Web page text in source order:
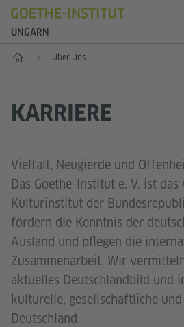
UNGARN
Start Über Uns
KARRIERE
Vielfalt, Neugierde und
Das Goethe-Institut e. V. ist
Kulturinstitut der
fördern die Kenntnis der
Ausland und pflegen die
Zusammenarbeit. Wir
aktuelles Deutschlandbild und
kulturelle, gesellschaftliche
Deutschland.